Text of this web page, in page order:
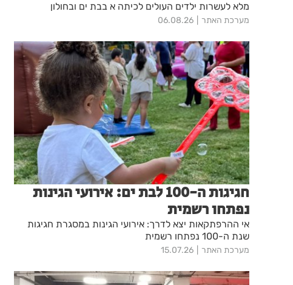
מלא לעשרות ילדים העולים לכיתה א בבת ים ובחולון
מערכת האתר 06.08.26
חגיגות ה-100 לבת ים: אירועי הגינות
נפתחו רשמית
אי ההרפתקאות יצא לדרך: אירועי הגינות במסגרת חגיגות
שנת ה-100 נפתחו רשמית
מערכת האתר 15.07.26